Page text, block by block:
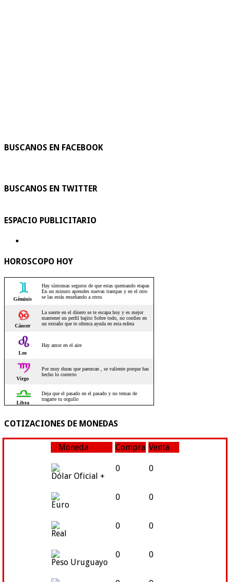
BUSCANOS EN FACEBOOK
BUSCANOS EN TWITTER
ESPACIO PUBLICITARIO
HOROSCOPO HOY
COTIZACIONES DE MONEDAS
Moneda Compra Venta
Dólar Oficial +
0 0
Euro
0 0
Real
0 0
Peso Uruguayo
0 0